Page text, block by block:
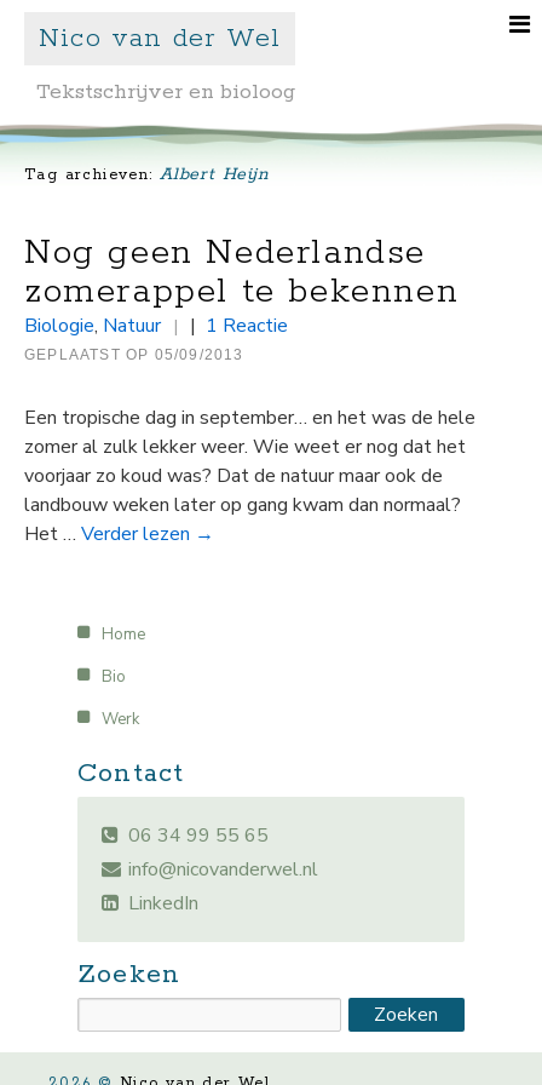
Nico van der Wel
Tekstschrijver en bioloog
Tag archieven: Albert Heijn
Nog geen Nederlandse
zomerappel te bekennen
Biologie, Natuur | | 1 Reactie
GEPLAATST OP 05/09/2013
Een tropische dag in september… en het was de hele
zomer al zulk lekker weer. Wie weet er nog dat het
voorjaar zo koud was? Dat de natuur maar ook de
landbouw weken later op gang kwam dan normaal?
Het … Verder lezen →
Home
Bio
Werk
Contact
06 34 99 55 65
info@nicovanderwel.nl
LinkedIn
Zoeken